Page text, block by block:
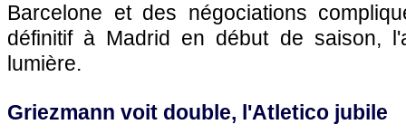
Barcelone et des négociations
définitif à Madrid en début de saison,
lumière.
Griezmann voit double, l'Atletico jubile